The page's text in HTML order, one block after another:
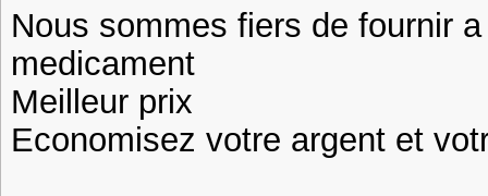
Nous sommes fiers de fournir
medicament
Meilleur prix
Economisez votre argent et